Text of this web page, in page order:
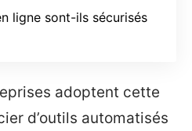
ligne sont-ils sécurisés
adoptent cette
d’outils automatisés